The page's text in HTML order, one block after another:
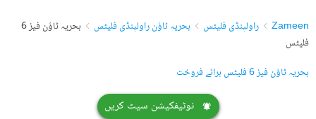
Zameen راولپنڈی فلیٹس بحریہ ٹاؤن راولپنڈی فلیٹس
بحریہ ٹاؤن فیز 6
فلیٹس
بحریہ ٹاؤن فیز 6 فلیٹس برائے فروخت
نوٹیفکیشن سیٹ کریں